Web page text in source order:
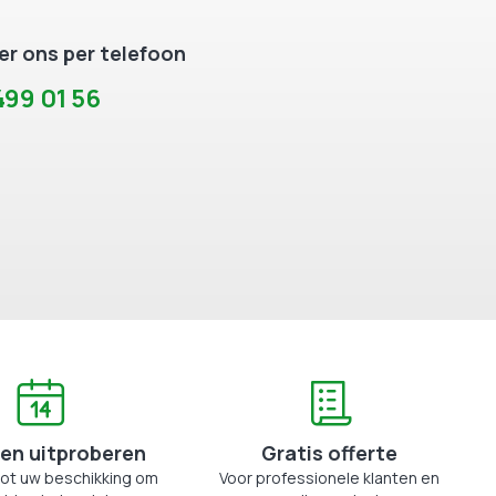
ons per telefoon
01 56
uitproberen
uw beschikking om
Gratis offerte
Voor professionele klanten en